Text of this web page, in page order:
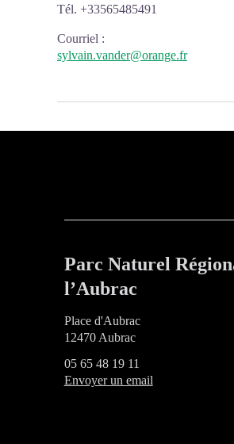
Tél. +33565485491
Courriel :
sylvain.vander@orange.fr
Parc Naturel
l’Aubrac
Place d'Aubrac
12470 Aubrac
05 65 48 19 11
Envoyer un email